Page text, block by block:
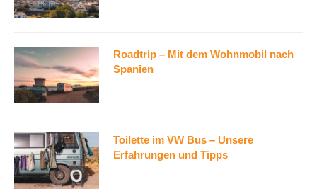
Roadtrip – Mit dem Wohnmobil nach
Spanien
Toilette im VW Bus – Unsere
Erfahrungen und Tipps